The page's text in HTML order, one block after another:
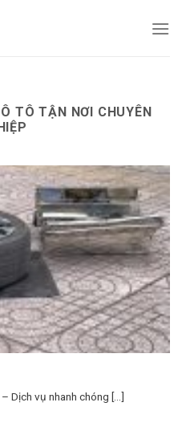
TÔ TẬN NƠI CHUYÊN
Dịch vụ nhanh chóng [...]